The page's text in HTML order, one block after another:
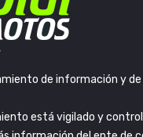
de información y de
está vigilado y